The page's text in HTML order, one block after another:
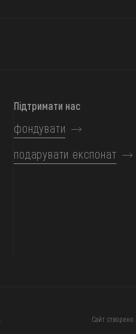
Підтримати нас
фондувати
подарувати експонат
Сайт створено